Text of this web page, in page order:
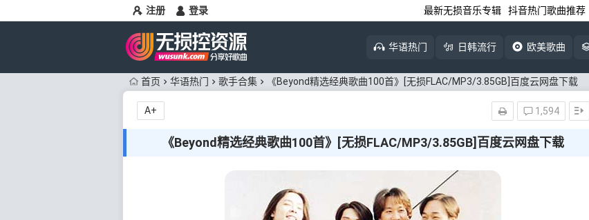
注册 登录 最新无损音乐专辑 抖音热门歌曲推荐
华语热门 日韩流行 欧美歌曲
首页 华语热门 歌手合集 《Beyond精选经典歌曲100首》[无损FLAC/MP3/3.85GB]百度云网盘下载
《Beyond精选经典歌曲100首》[无损FLAC/MP3/3.85GB]百度云网盘下载
1,594
A+